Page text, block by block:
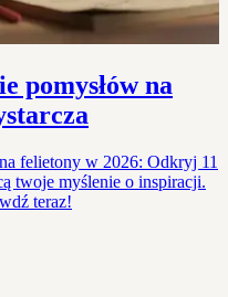
pomysłów na
felietony w 2026: Odkryj 11
twoje myślenie o inspiracji.
teraz!